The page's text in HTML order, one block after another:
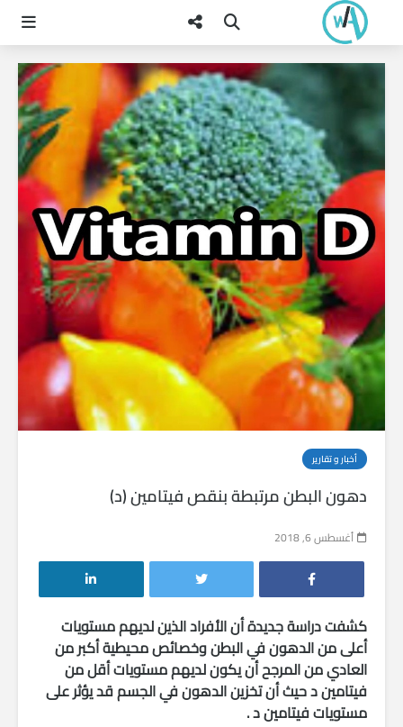
أخبار و تقارير
دهون البطن مرتبطة بنقص فيتامين (د)
أغسطس 6, 2018
كشفت دراسة جديدة أن الأفراد الذين لديهم مستويات
أعلى من الدهون في البطن وخصائص محيطية أكبر من
العادي من المرجح أن يكون لديهم مستويات أقل من
فيتامين د حيث أن تخزين الدهون في الجسم قد يؤثر على
مستويات فيتامين د .